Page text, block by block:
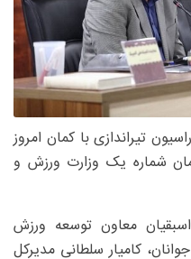
تیراندازی با کمان امروز
ساختمان شماره یک وزارت ورزش و
معاون توسعه ورزش
کامیار سلطانی مدیرکل